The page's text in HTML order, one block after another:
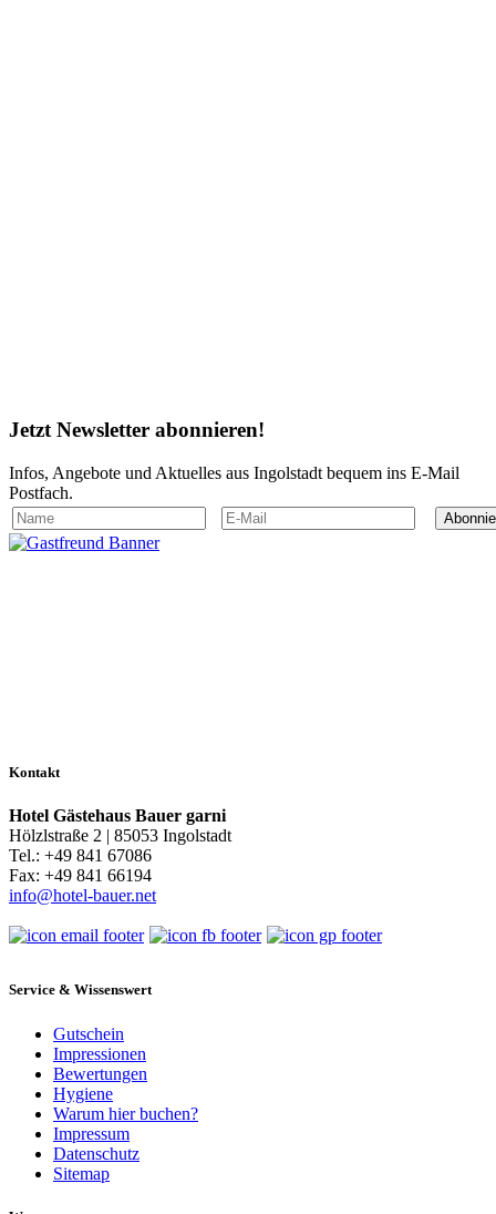
JetztNewsletter abonnieren!
Infos, Angebote und Aktuelles aus Ingolstadt bequem ins E-Mail
Postfach.
Kontakt
Hotel Gästehaus Bauer garni
Hölzlstraße 2 | 85053 Ingolstadt
Tel.: +49 841 67086
Fax: +49 841 66194
info@hotel-bauer.net
Service & Wissenswert
Gutschein
Impressionen
Bewertungen
Hygiene
Warum hier buchen?
Impressum
Datenschutz
Sitemap